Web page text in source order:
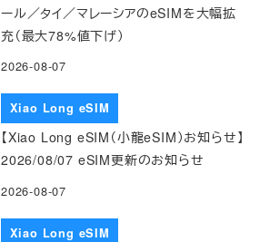
ール／タイ／マレーシアのeSIMを大幅拡
充（最大78%値下げ）
2026-08-07
Xiao Long eSIM
【Xiao Long eSIM（小龍eSIM）お知らせ】
2026/08/07 eSIM更新のお知らせ
2026-08-07
Xiao Long eSIM